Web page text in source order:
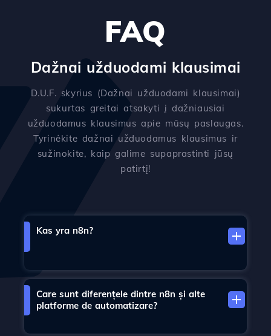
FAQ
Dažnai užduodami klausimai
D.U.F. skyrius (Dažnai užduodami klausimai)
sukurtas greitai atsakyti į dažniausiai
užduodamus klausimus apie mūsų paslaugas.
Tyrinėkite dažnai užduodamus klausimus ir
sužinokite, kaip galime supaprastinti jūsų
patirtį!
Kas yra n8n?
Care sunt diferențele dintre n8n și alte
platforme de automatizare?